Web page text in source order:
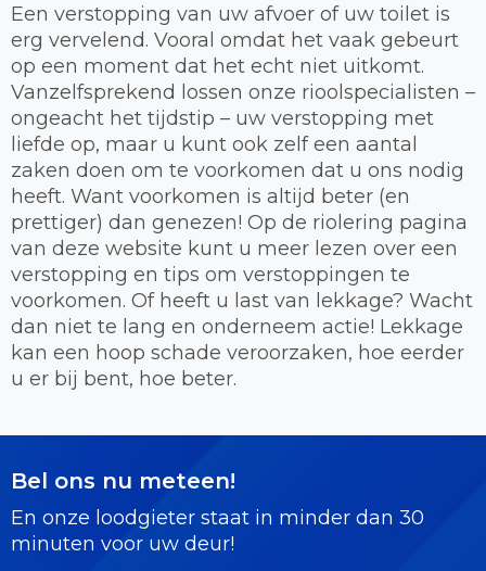
Een verstopping van uw afvoer of uw toilet is
erg vervelend. Vooral omdat het vaak gebeurt
op een moment dat het echt niet uitkomt.
Vanzelfsprekend lossen onze rioolspecialisten –
ongeacht het tijdstip – uw verstopping met
liefde op, maar u kunt ook zelf een aantal
zaken doen om te voorkomen dat u ons nodig
heeft. Want voorkomen is altijd beter (en
prettiger) dan genezen! Op de riolering pagina
van deze website kunt u meer lezen over een
verstopping en tips om verstoppingen te
voorkomen. Of heeft u last van lekkage? Wacht
dan niet te lang en onderneem actie! Lekkage
kan een hoop schade veroorzaken, hoe eerder
u er bij bent, hoe beter.
Bel ons nu meteen!
En onze loodgieter staat in minder dan 30
minuten voor uw deur!